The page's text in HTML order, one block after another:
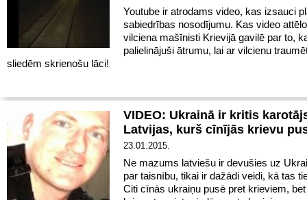
Youtube ir atrodams video, kas izsauci
sabiedrības nosodījumu. Kas video
vilciena mašīnisti Krievijā gavilē par to,
palielinājuši ātrumu, lai ar vilcienu
sliedēm skrienošu lāci!
VIDEO: Ukrainā ir kritis
Latvijas, kurš cīnījās krievu
23.01.2015.
Ne mazums latviešu ir devušies uz
par taisnību, tikai ir dažādi veidi, kā tas
Citi cīnās ukraiņu pusē pret krieviem,